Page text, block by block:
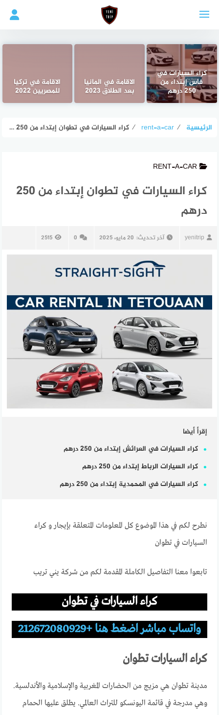
كراء السيارات في
فاس إبتداء من
250 درهم
الاقامة في المانيا
بعد الطلاق 2023
الاقامة في تركيا
للمصريين 2022
الرئيسية ⁄
rent-a-car
⁄ كراء السيارات في تطوان إبتداء من 250 درهم
RENT-A-CAR
كراء السيارات في تطوان إبتداء من 250
درهم
yenitrip آخر تحديث: 20 مايو، 2025 0
2515
إقرأ أيضا
كراء السيارات في العرائش إبتداء من 250 درهم
كراء السيارات الرباط إبتداء من 250 درهم
كراء السيارات في المحمدية إبتداء من 250 درهم
نطرح لكم في هذا الموضوع كل المعلومات المتعلقة بإيجار و كراء
السيارات في تطوان
تابعوا معنا التفاصيل الكاملة المقدمة لكم من شركة يني تريب
كراء السيارات في تطوان
واتساب مباشر اضغط هنا +212672080929
كراء السيارات تطوان
مدينة تطوان هي مزيج من الحضارات المغربية والإسلامية والأندلسية.
وهي مدرجة في قائمة اليونسكو للتراث العالمي. يطلق عليها الحمام